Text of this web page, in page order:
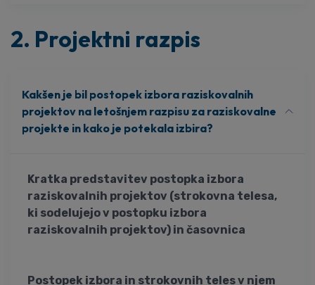
2. Projektni razpis
Kakšen je bil postopek izbora raziskovalnih
projektov na letošnjem razpisu za raziskovalne
projekte in kako je potekala izbira?
Kratka predstavitev postopka izbora
raziskovalnih projektov (strokovna telesa,
ki sodelujejo v postopku izbora
raziskovalnih projektov) in časovnica
Postopek izbora in strokovnih teles v njem